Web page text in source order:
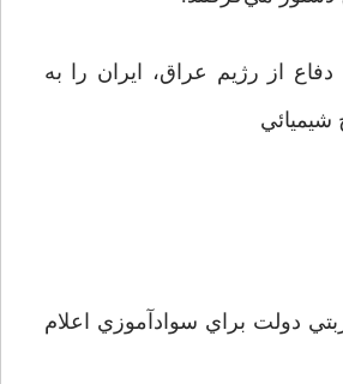
از رژيم عراق، ايران را به
شيميائي
دولت براي سوادآموزي اعلام